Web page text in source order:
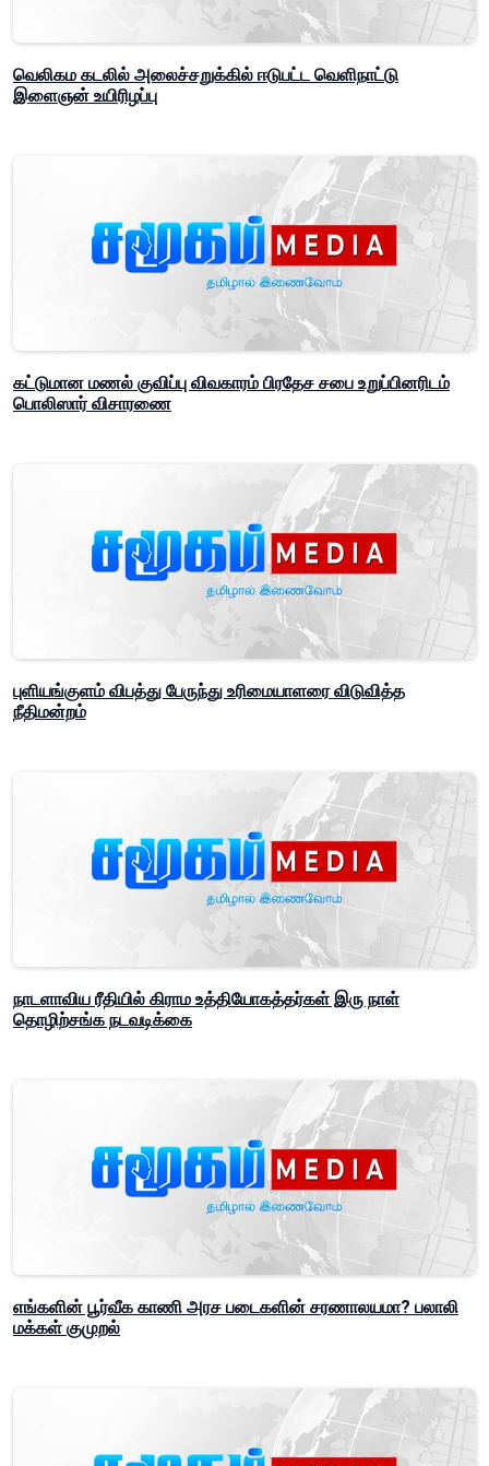
வெலிகம கடலில் அலைச்சறுக்கில் ஈடுபட்ட வெளிநாட்டு
இளைஞன் உயிரிழப்பு
கட்டுமான மணல் குவிப்பு விவகாரம் பிரதேச சபை உறுப்பினரிடம்
பொலிஸார் விசாரணை
புளியங்குளம் விபத்து பேருந்து உரிமையாளரை விடுவித்த
நீதிமன்றம்
நாடளாவிய ரீதியில் கிராம உத்தியோகத்தர்கள் இரு நாள்
தொழிற்சங்க நடவடிக்கை
எங்களின் பூர்வீக காணி அரச படைகளின் சரணாலயமா? பலாலி
மக்கள் குமுறல்